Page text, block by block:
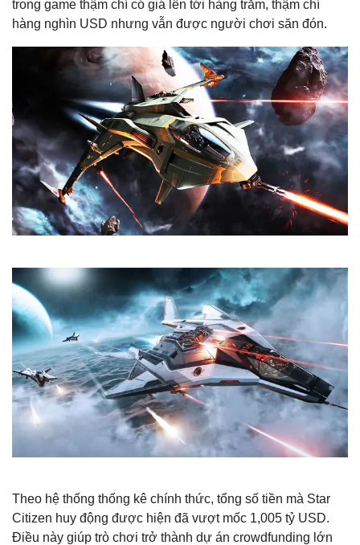
trong game thậm chí có giá lên tới hàng trăm, thậm chí
hàng nghìn USD nhưng vẫn được người chơi săn đón.
Theo hệ thống thống kê chính thức, tổng số tiền mà Star
Citizen huy động được hiện đã vượt mốc 1,005 tỷ USD.
Điều này giúp trò chơi trở thành dự án crowdfunding lớn